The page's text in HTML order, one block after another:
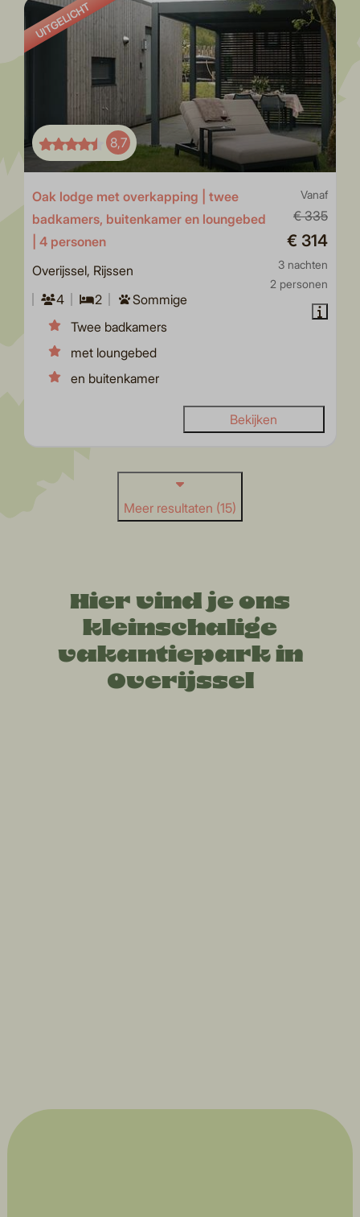
UITGELICHT
8,7
Vanaf
€ 335
€ 314
3 nachten
2 personen
Oak lodge met overkapping | twee
badkamers, buitenkamer en loungebed
| 4 personen
Overijssel, Rijssen
4
2
Sommige
Twee badkamers
met loungebed
en buitenkamer
Bekijken
Meer resultaten (15)
Hier vind je ons
kleinschalige
vakantiepark in
Overijssel